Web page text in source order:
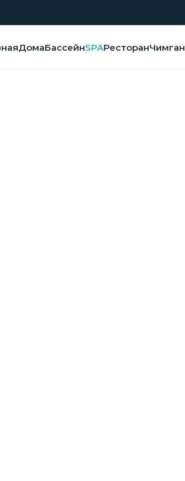
ДомаБассейнSPAРесторанЧимган